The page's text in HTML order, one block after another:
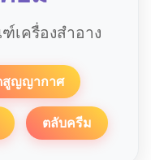
เครื่องสำอาง
สูญญากาศ
ตลับครีม